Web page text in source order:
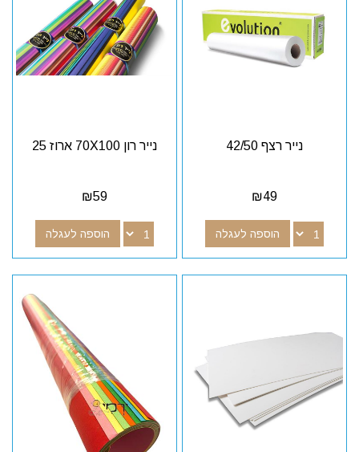
נייר רצף 42/50
₪49
הוספה לעגלה
נייר רון 70X100 ארוז 25
₪59
הוספה לעגלה